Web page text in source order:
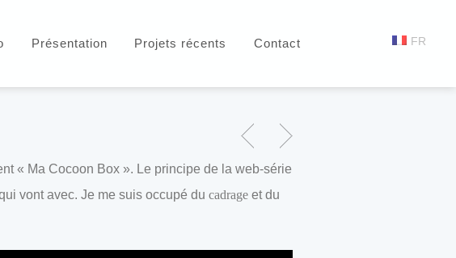
Présentation Projets récents Contact
« Ma Cocoon Box ». Le principe de la web-série
vont avec. Je me suis occupé du cadrage et du
FR